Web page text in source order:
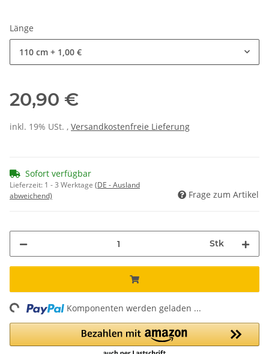
Länge
110 cm + 1,00 €
20,90 €
inkl. 19% USt. , Versandkostenfreie Lieferung
Sofort verfügbar
Lieferzeit: 1 - 3 Werktage (DE - Ausland
abweichend)
Frage zum Artikel
Stk
Komponenten werden geladen ...